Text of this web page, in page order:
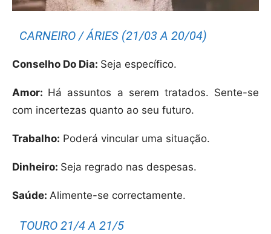
CARNEIRO / ÁRIES (21/03 A 20/04)
Conselho Do Dia: Seja específico.
Amor: Há assuntos a serem tratados. Sente-se
com incertezas quanto ao seu futuro.
Trabalho: Poderá vincular uma situação.
Dinheiro: Seja regrado nas despesas.
Saúde: Alimente-se correctamente.
TOURO 21/4 A 21/5